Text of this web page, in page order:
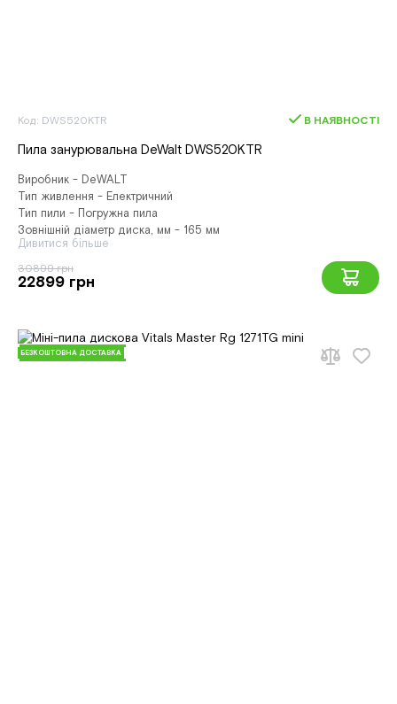
Код: DWS520KTR В НАЯВНОСТІ
Пила занурювальна DeWalt DWS520KTR
Виробник - DeWALT
Тип живлення - Електричний
Тип пили - Погружна пила
Зовнішній діаметр диска, мм - 165 мм
Дивитися більше
30899 грн
22899 грн
БЕЗКОШТОВНА ДОСТАВКА